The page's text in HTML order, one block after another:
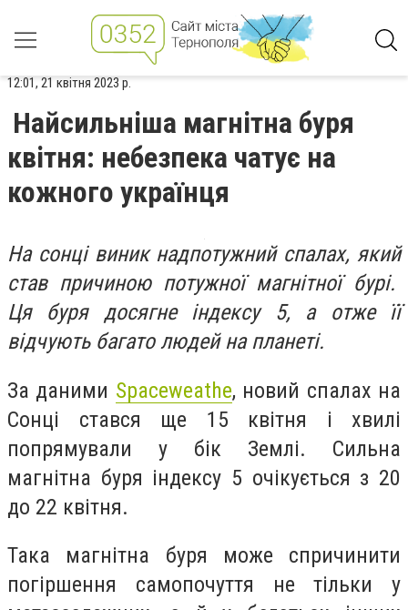
12:01, 21 квітня 2023 р.
Найсильніша магнітна буря
квітня: небезпека чатує на
кожного українця
На сонці виник надпотужний спалах, який
став причиною потужної магнітної бурі.
Ця буря досягне індексу 5, а отже її
відчують багато людей на планеті.
За даними Spaceweathe, новий спалах на
Сонці стався ще 15 квітня і хвилі
попрямували у бік Землі. Сильна
магнітна буря індексу 5 очікується з 20
до 22 квітня.
Така магнітна буря може спричинити
погіршення самопочуття не тільки у